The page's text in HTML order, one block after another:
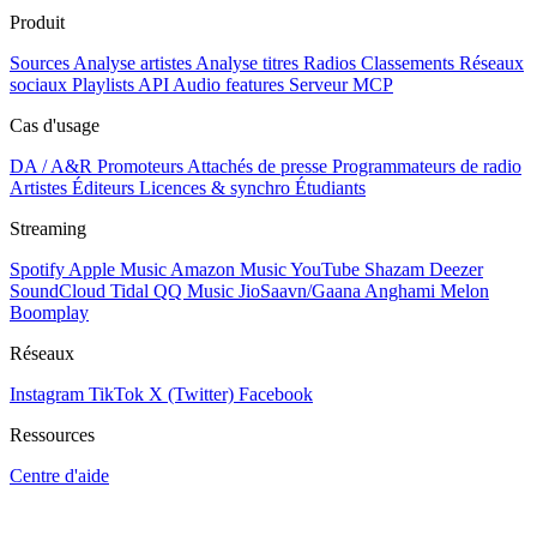
Produit
Sources Analyse artistes Analyse titres Radios Classements Réseaux
sociaux Playlists API Audio features Serveur MCP
Cas d'usage
DA / A&R Promoteurs Attachés de presse Programmateurs de radio
Artistes Éditeurs Licences & synchro Étudiants
Streaming
Spotify Apple Music Amazon MusicYouTube Shazam Deezer
SoundCloud Tidal QQ Music JioSaavn/Gaana Anghami Melon
Boomplay
Réseaux
Instagram TikTok X (Twitter) Facebook
Ressources
Centre d'aide